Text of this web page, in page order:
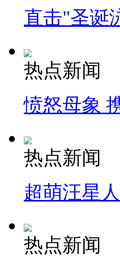
直击"圣诞
热点新闻
愤怒母象
热点新闻
超萌汪星
热点新闻